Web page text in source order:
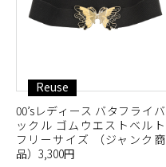
Reuse
00’sレディース バタフライバ
ックル ゴムウエストベルト
フリーサイズ （ジャンク商
品）3,300円